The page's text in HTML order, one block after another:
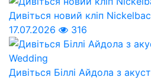
Дивіться новий кліп
17.07.2026
316
Дивіться Біллі Айдола з